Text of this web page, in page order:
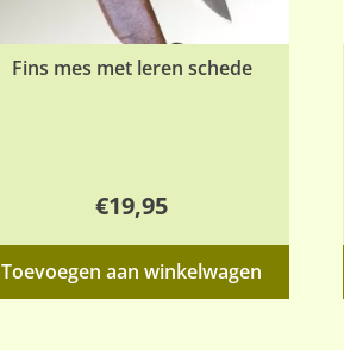
Fins mes met leren schede
€19,95
Toevoegen aan winkelwagen